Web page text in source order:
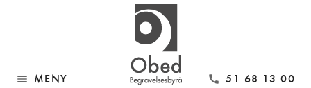
menu MENY call 51 68 13 00